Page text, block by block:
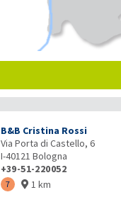
B&B Cristina Rossi
Via Porta di Castello, 6
I-40121 Bologna
+39-51-220052
7  1 km